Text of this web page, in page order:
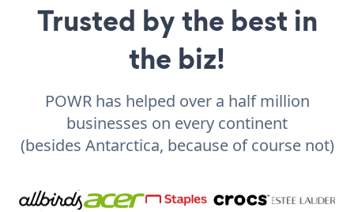
Trusted by the best in
the biz!
POWR has helped over a half million
businesses on every continent
(besides Antarctica, because of course not)